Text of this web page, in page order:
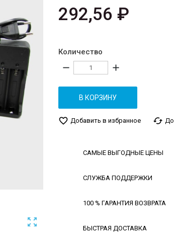

292,56 ₽
Количество
remove add
В КОРЗИНУ
favorite_border Добавить в избранное cached
САМЫЕ ВЫГОДНЫЕ ЦЕНЫ
СЛУЖБА ПОДДЕРЖКИ
100 % ГАРАНТИЯ ВОЗВРАТА
БЫСТРАЯ ДОСТАВКА